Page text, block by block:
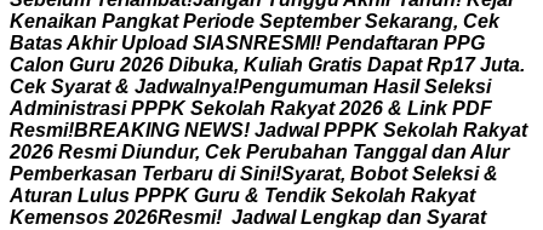
Kenaikan Pangkat Periode September Sekarang, Cek
BatasAkhir Upload SIASNRESMI! Pendaftaran PPG
Calon Guru 2026 Dibuka, Kuliah Gratis Dapat Rp17 Juta.
Cek Syarat & Jadwalnya!Pengumuman Hasil Seleksi
Administrasi PPPK Sekolah Rakyat 2026 & Link PDF
Resmi!BREAKING NEWS! Jadwal PPPK Sekolah Rakyat
2026 Resmi Diundur, Cek Perubahan Tanggal dan Alur
Pemberkasan Terbaru di Sini!Syarat, Bobot Seleksi &
Aturan Lulus PPPK Guru & Tendik Sekolah Rakyat
Kemensos 2026Resmi! Jadwal Lengkap dan Syarat